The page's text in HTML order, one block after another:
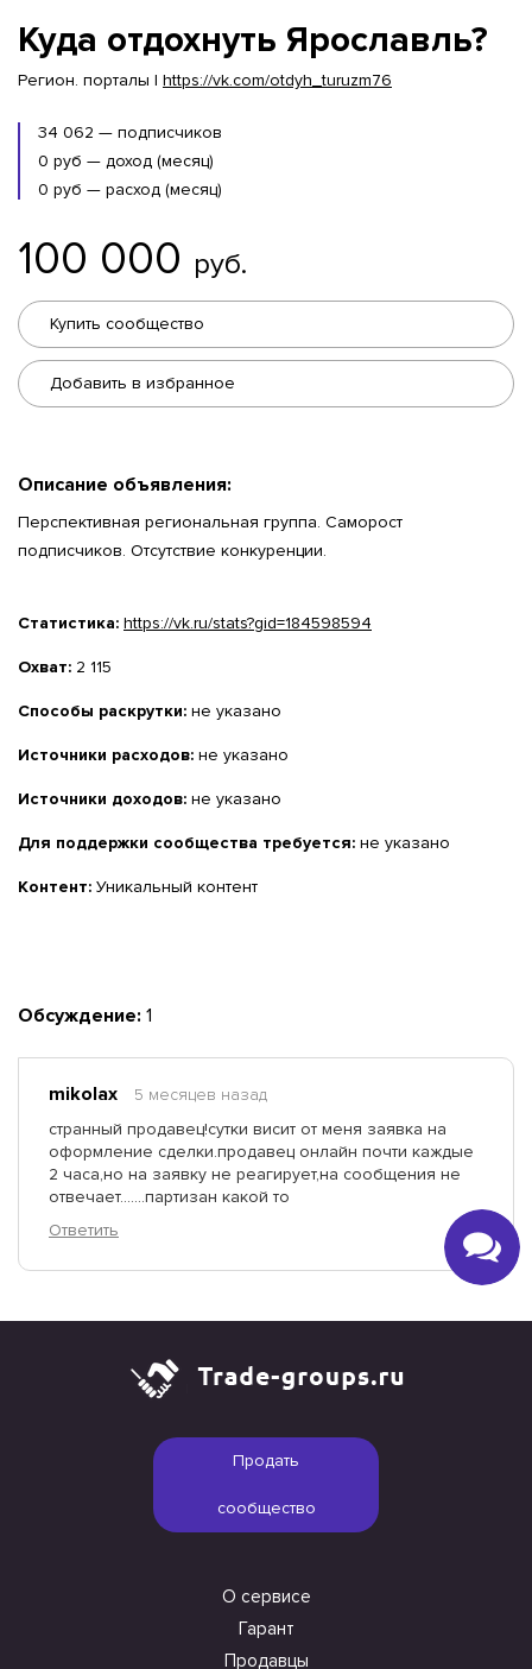
Куда отдохнуть Ярославль?
Регион. порталы | https://vk.com/otdyh_turuzm76
34 062 — подписчиков
0 руб — доход (месяц)
0 руб — расход (месяц)
100 000 руб.
Купить сообщество
Добавить в избранное
Описание объявления:
Перспективная региональная группа. Саморост
подписчиков. Отсутствие конкуренции.
Статистика: https://vk.ru/stats?gid=184598594
Охват: 2 115
Способы раскрутки: не указано
Источники расходов: не указано
Источники доходов: не указано
Для поддержки сообщества требуется: не указано
Контент: Уникальный контент
Обсуждение: 1
mikolax
5 месяцев назад
странный продавец!сутки висит от меня заявка на
оформление сделки.продавец онлайн почти каждые
2 часа,но на заявку не реагирует,на сообщения не
отвечает.......партизан какой то
Ответить
Продать
сообщество
О сервисе
Гарант
Продавцы